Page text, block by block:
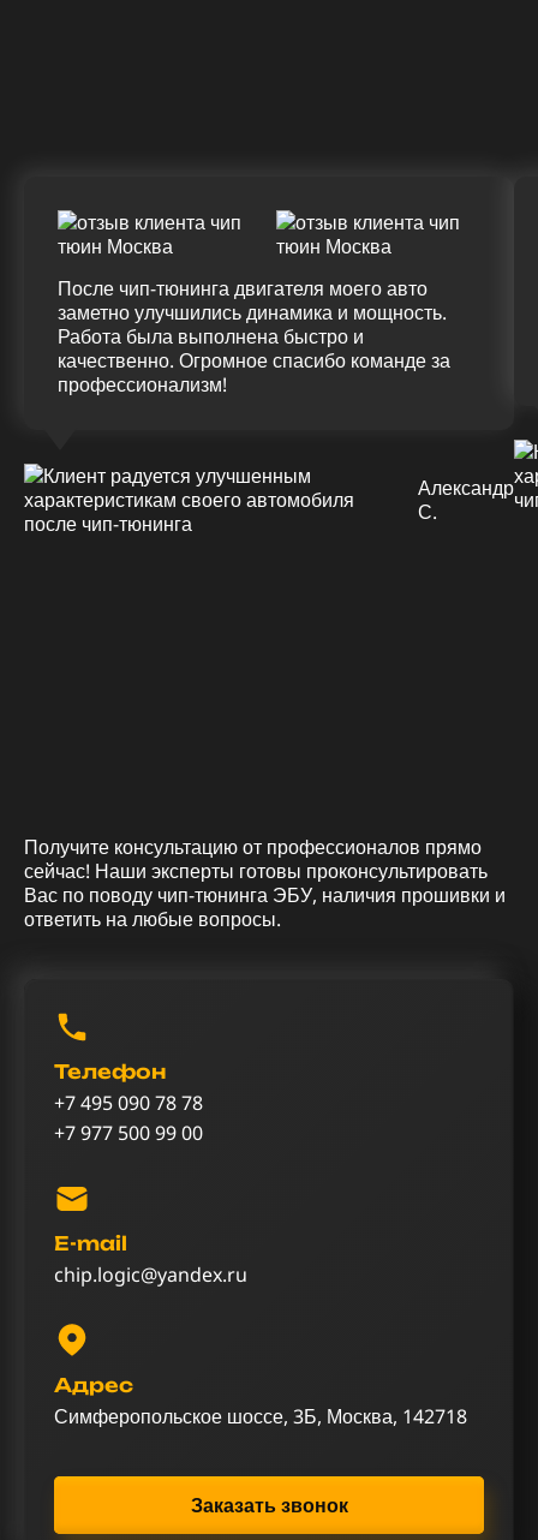
После чип-тюнинга двигателя моего авто
заметно улучшились динамика и мощность.
Работа была выполнена быстро и
качественно. Огромное спасибо команде за
профессионализм!
Александр
С.
Получите консультацию от профессионалов прямо
сейчас! Наши эксперты готовы проконсультировать
Вас по поводу чип-тюнинга ЭБУ, наличия прошивки и
ответить на любые вопросы.
Телефон
+7 495 090 78 78
+7 977 500 99 00
E-mail
chip.logic@yandex.ru
Адрес
Симферопольское шоссе, 3Б, Москва, 142718
Заказать звонок